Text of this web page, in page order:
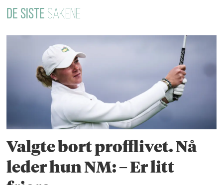
DE SISTE SAKENE
Valgte bort profflivet. Nå
leder hun NM: – Er litt